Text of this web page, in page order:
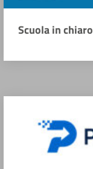
Scuola in chiaro